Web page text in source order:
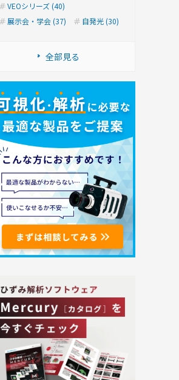
VEOシリーズ (40)
展示会・学会 (37)
自発光 (30)
全部見る